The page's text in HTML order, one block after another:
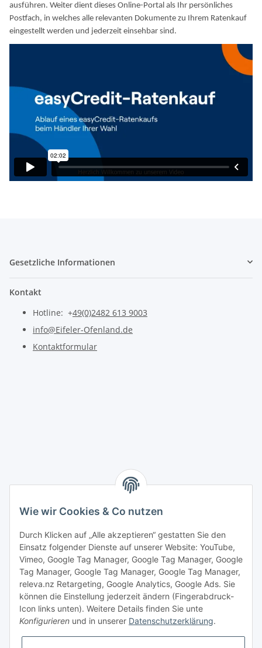
ausführen. Weiter dient dieses Online-Portal als Ihr persönliches
Postfach, in welches alle relevanten Dokumente zu Ihrem Ratenkauf
eingestellt werden und jederzeit einsehbar sind.
Gesetzliche Informationen
Kontakt
Hotline: +49(0)2482 613 9003
info@Eifeler-Ofenland.de
Kontaktformular
Wie wir Cookies & Co nutzen
Durch Klicken auf „Alle akzeptieren“ gestatten Sie den
Einsatz folgender Dienste auf unserer Website: YouTube,
Vimeo, Google Tag Manager, Google Tag Manager, Google
Tag Manager, Google Tag Manager, Google Tag Manager,
releva.nz Retargeting, Google Analytics, Google Ads. Sie
können die Einstellung jederzeit ändern (Fingerabdruck-
Icon links unten). Weitere Details finden Sie unte
Konfigurieren und in unserer Datenschutzerklärung.